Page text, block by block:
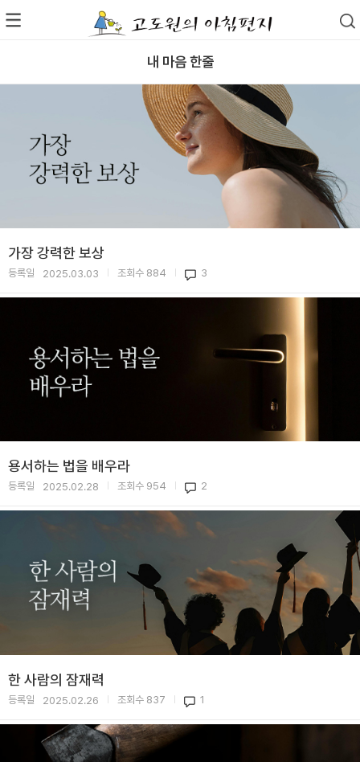
내 마음 한줄
가장 강력한 보상
등록일 2025.03.03 조회수 884 3
용서하는 법을 배우라
등록일 2025.02.28 조회수 954 2
한 사람의 잠재력
등록일 2025.02.26 조회수 837 1